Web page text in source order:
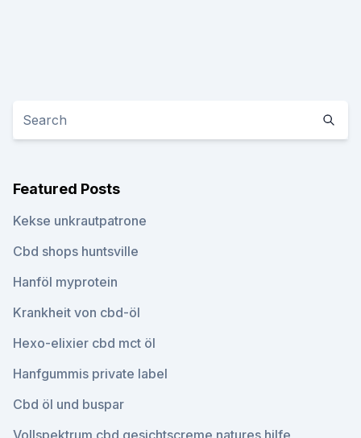
Featured Posts
Kekse unkrautpatrone
Cbd shops huntsville
Hanföl myprotein
Krankheit von cbd-öl
Hexo-elixier cbd mct öl
Hanfgummis private label
Cbd öl und buspar
Vollspektrum cbd gesichtscreme natures hilfe